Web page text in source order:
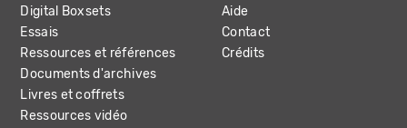
Digital Boxsets
Essais
Ressources et références
Documents d'archives
Livres et coffrets
Ressources vidéo
Aide
Contact
Crédits